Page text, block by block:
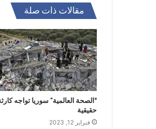
مقالات ذات صلة
“الصحة العالمية” سوريا تواجه
حقيقية
فبراير 12, 2023